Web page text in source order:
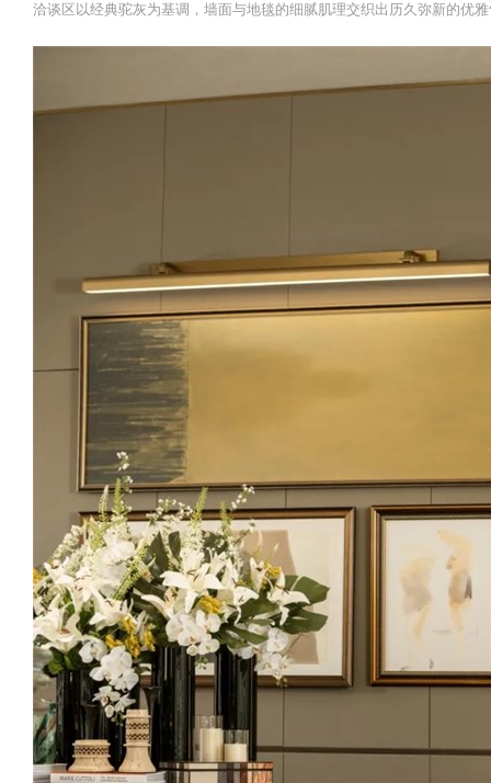
洽谈区以经典驼灰为基调，墙面与地毯的细腻肌理交织出历久弥新的优